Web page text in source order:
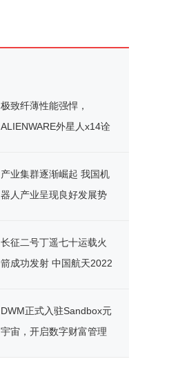
极致纤薄性能强悍，
ALIENWARE外星人x14诠
产业集群逐渐崛起 我国机
器人产业呈现良好发展势
长征二号丁遥七十运载火
箭成功发射 中国航天2022
DWM正式入驻Sandbox元
宇宙，开启数字财富管理